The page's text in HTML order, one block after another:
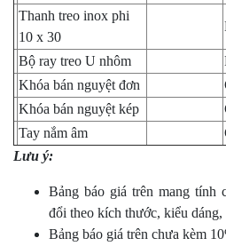
Thanh treo inox phi
10 x 30
Bộ ray treo U nhôm
Khóa bán nguyệt đơn
Khóa bán nguyệt kép
Tay nắm âm
Lưu ý:
Bảng báo giá trên mang tính
đổi theo kích thước, kiểu
Bảng báo giá trên chưa kèm